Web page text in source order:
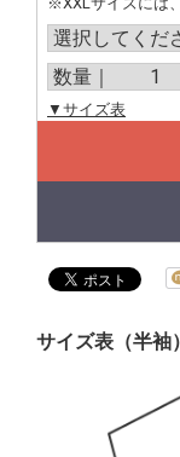
▼サイズ表
サイズ表（半袖）